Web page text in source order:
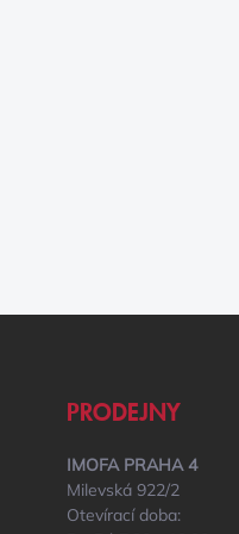
PRODEJNY
IMOFA PRAHA 4
Milevská 922/2
Otevírací doba: